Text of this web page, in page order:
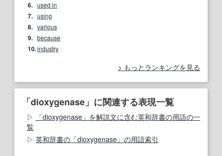
6. used in
7. using
8. various
9. because
10.industry
もっとランキングを見る
「dioxygenase」に関連する表現一覧
「dioxygenase」を解説文に含む英和辞書の用語の一
覧
英和辞書の「dioxygenase」の用語索引